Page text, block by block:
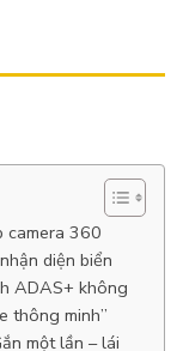
camera 360
diện biển
ADAS+ không
thông minh”
một lần – lái